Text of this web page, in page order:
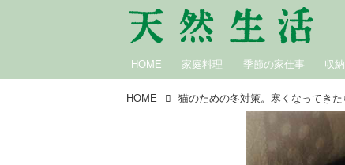
HOME 家庭料理 季節の家仕事 収納
HOME